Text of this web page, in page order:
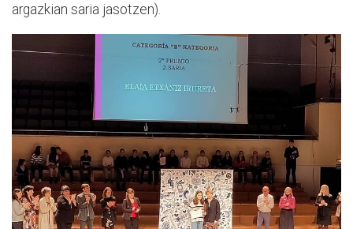
argazkian saria jasotzen).